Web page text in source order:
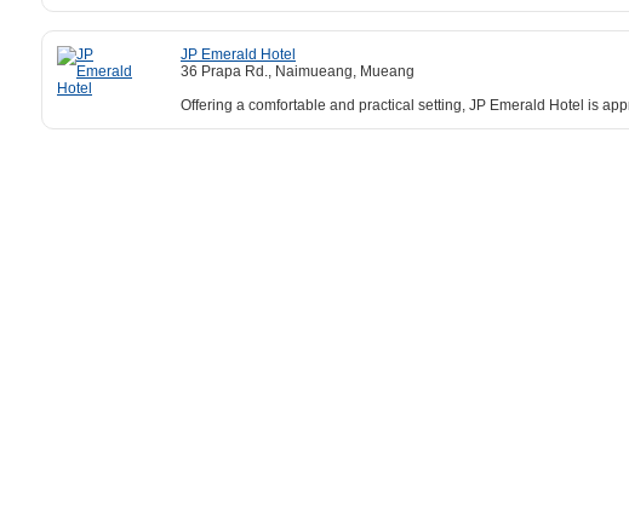
JP Emerald Hotel
36 Prapa Rd., Naimueang, Mueang
Offering a comfortable and practical setting, JP Emerald Hotel is